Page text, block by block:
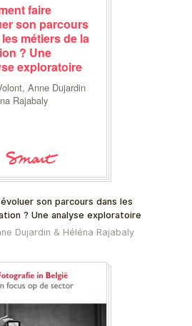
faire
son parcours
métiers de la
? Une
exploratoire
Anne Dujardin
Rajabaly
son parcours dans les
? Une analyse exploratoire
Dujardin & Héléna Rajabaly